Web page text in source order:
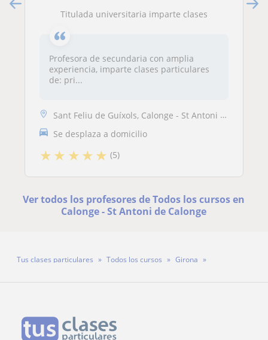
Titulada universitaria imparte clases
Profesora de secundaria con amplia
experiencia, imparte clases particulares
de: pri...
Sant Feliu de Guíxols, Calonge - St Antoni de Calonge, Castell-Platja ...
Se desplaza a domicilio
★★ ★★★ (5)
Ver todos los profesores de Todos los cursos en
Calonge - St Antoni de Calonge
Tus clases particulares Todos los cursos
Girona